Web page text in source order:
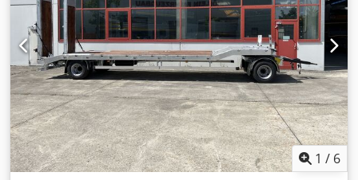
sjorogen, oprijrampen (ca. 3.100 x 750 mm), klimstrip aan
de buitenzijde van de rampen en achterafschuining,
zijdelings verstelbare oprijrampen, oprijrampen met
veerhefsysteem, 8 rongenhouders, laadvloerhoogte: 900
mm, 2 gereedschapskisten, contourmarkering volgens
voorschrift, incl. aslastindicatoren, 450 mm zijborden. --
Drukfouten, vergissingen en wijzigingen voorbehouden.
Voorbeeldfoto's. -- Meer gegevens onder: !, Meer details: !
Codezr Sawspfx Aitjrf
1 / 6